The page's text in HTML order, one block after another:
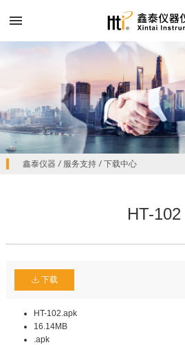
产品中心
服务支持
鑫泰仪器 / 服务支持/ 下载中心
HT-102
下载
HT-102.apk
16.14MB
.apk